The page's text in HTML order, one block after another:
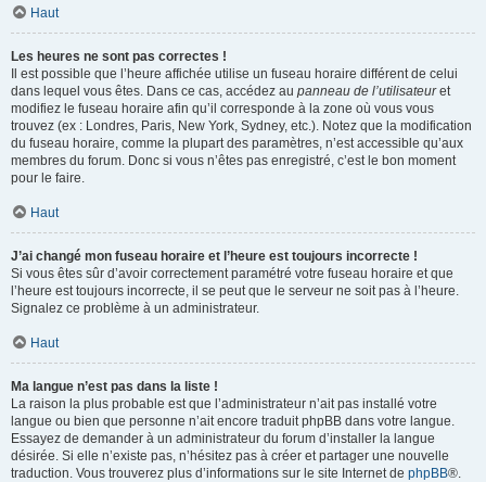
Haut
Les heures ne sont pas correctes !
Il est possible que l’heure affichée utilise un fuseau horaire différent de celui
dans lequel vous êtes. Dans ce cas, accédez au panneau de l’utilisateuret
modifiez le fuseau horaire afin qu’il corresponde à la zone où vous vous
trouvez (ex : Londres, Paris, New York, Sydney, etc.). Notez que la modification
du fuseau horaire, comme la plupart des paramètres, n’est accessible qu’aux
membres du forum. Donc si vous n’êtes pas enregistré, c’est le bon moment
pour le faire.
Haut
J’ai changé mon fuseau horaire et l’heure est toujours incorrecte !
Si vous êtes sûr d’avoir correctement paramétré votre fuseau horaire et que
l’heure est toujours incorrecte, il se peut que le serveur ne soit pas à l’heure.
Signalez ce problème à un administrateur.
Haut
Ma langue n’est pas dans la liste !
La raison la plus probable est que l’administrateur n’ait pas installé votre
langue ou bien que personne n’ait encore traduit phpBB dans votre langue.
Essayez de demander à un administrateur du forum d’installer la langue
désirée. Si elle n’existe pas, n’hésitez pas à créer et partager une nouvelle
traduction. Vous trouverez plus d’informations sur le site Internet de phpBB®.